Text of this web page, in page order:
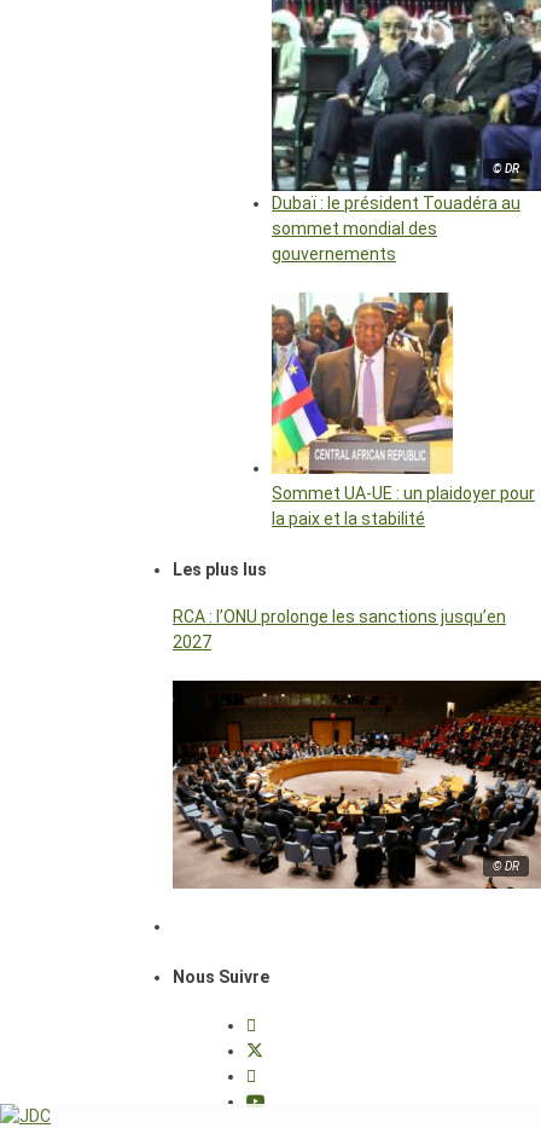
© DR
Dubaï : le président Touadéra au
sommet mondial des
gouvernements
Sommet UA-UE : un plaidoyer pour
la paix et la stabilité
Les plus lus
RCA : l’ONU prolonge les sanctions jusqu’en
2027
© DR
Nous Suivre